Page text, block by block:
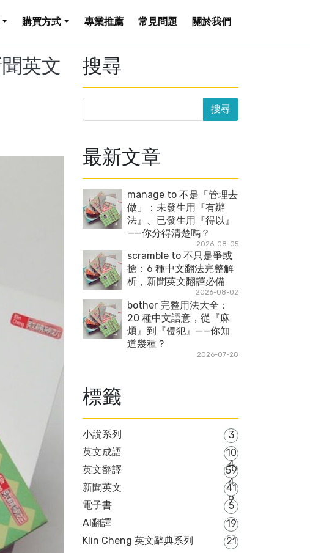
購買方式 專業推薦 常見問題 關於我們
英文
搜尋
最新文章
manage to 不是「管理去
做」：未發生用『有辦
法』、已發生用『得以』
——你分得清楚嗎？
2026-08-05
scramble to 不只是爭或
搶：6 種中文翻法完整解
析，新聞英文翻譯必備
2026-08-02
bother 完整用法大全：
20 種中文語意，從『麻
煩』到『侵犯』——你知
道幾種？
2026-07-28
標籤
小說系列
3
英文成語
10
4
英文翻譯
59
4
新聞英文
41
9
電子書
5
AI翻譯
19
Klin Cheng 英文辭典系列
21